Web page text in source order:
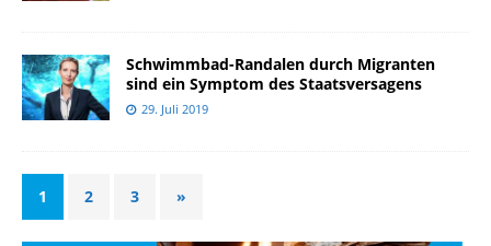
Schwimmbad-Randalen durch Migranten
sind ein Symptom des Staatsversagens
29. Juli 2019
1 2 3 »